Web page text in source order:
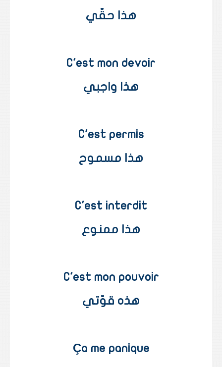
هذا حقّي
C'est mon devoir
هذا واجبي
C'est permis
هذا مسموح
C'est interdit
هذا ممنوع
C'est mon pouvoir
هذه قوّتي
Ça me panique